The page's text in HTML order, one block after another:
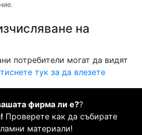
на
потребители могат да видят
тук за да влезете
фирма ли е??
Проверете как да събирате
материали!